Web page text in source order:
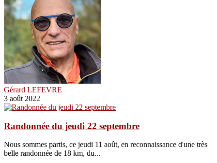
Gérard LEFEVRE
3 août 2022
Randonnée du jeudi 22 septembre
Nous sommes partis, ce jeudi 11 août, en reconnaissance d'une très
belle randonnée de 18 km, du...